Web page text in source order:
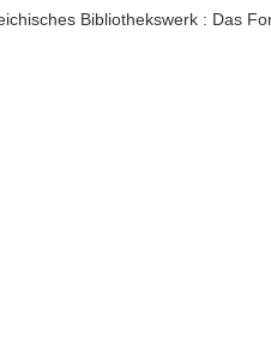
Bibliothekswerk : Das